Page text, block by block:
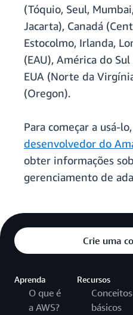
(Tóquio, Seul,
Jacarta), Canadá
Estocolmo, Irlanda,
(EAU), América do
EUA (Norte da
(Oregon).
Para começar a usá-
desenvolvedor do
obter informações
gerenciamento de
Crie uma
Aprenda
O que é
a AWS?
Recursos
Conceitos
básicos